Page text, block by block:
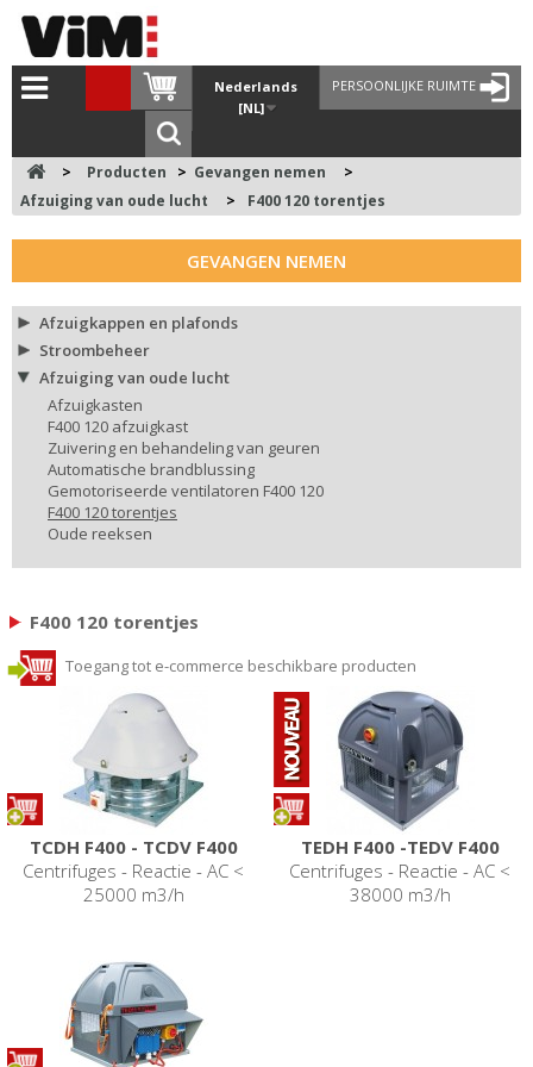
PERSOONLIJKE RUIMTE
Nederlands
[NL]
> Producten > Gevangen nemen
>
Afzuiging van oude lucht
> F400 120 torentjes
GEVANGEN NEMEN
Afzuigkappen en plafonds
Stroombeheer
Afzuiging van oude lucht
Afzuigkasten
F400 120 afzuigkast
Zuivering en behandeling van geuren
Automatische brandblussing
Gemotoriseerde ventilatoren F400 120
F400 120 torentjes
Oude reeksen
F400 120 torentjes
Toegang tot e-commerce beschikbare producten
TCDH F400 - TCDV F400
Centrifuges - Reactie - AC <
25000 m3/h
TEDH F400 -TEDV F400
Centrifuges - Reactie - AC <
38000 m3/h